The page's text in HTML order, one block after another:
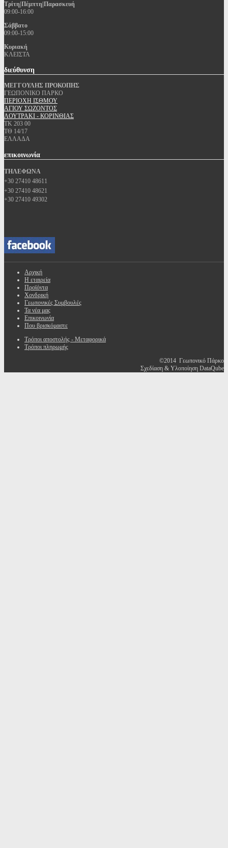
Τρίτη|Πέμπτη|Παρασκευή
09:00-16:00
Σάββατο
09:00-15:00
Κυριακή
ΚΛΕΙΣΤΑ
διεύθυνση
ΜΕΓΓΟΥΛΗΣ ΠΡΟΚΟΠΗΣ
ΓΕΩΠΟΝΙΚΟ ΠΑΡΚΟ
ΠΕΡΙΟΧΗ ΙΣΘΜΟΥ
ΑΓΙΟΥ ΣΩΖΟΝΤΟΣ
ΛΟΥΤΡΑΚΙ - ΚΟΡΙΝΘΙΑΣ
ΤΚ 203 00
ΤΘ 14/17
ΕΛΛΑΔΑ
επικοινωνία
ΤΗΛΕΦΩΝΑ
+30 27410 48611
+30 27410 48621
+30 27410 49302
Αρχική
Η εταιρεία
Προϊόντα
Χονδρική
Γεωπονικές Συμβουλές
Τα νέα μας
Επικοινωνία
Που βρισκόμαστε
Τρόποι αποστολής - Μεταφορικά
Τρόποι πληρωμής
©2014 Γεωπονικό Πάρκο
Σχεδίαση & Υλοποίηση DataQube